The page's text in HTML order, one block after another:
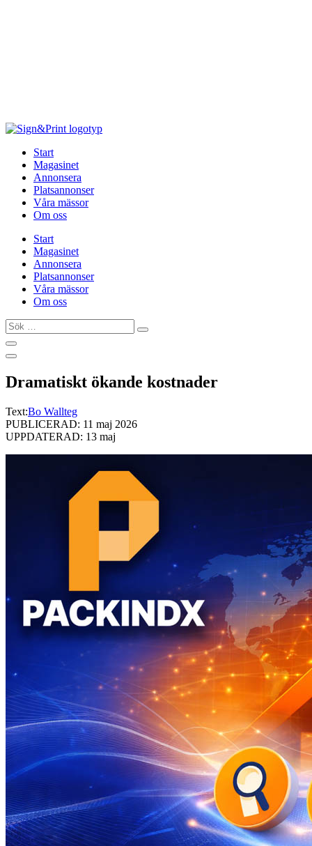
Start
Magasinet
Annonsera
Platsannonser
Våra mässor
Om oss
Start
Magasinet
Annonsera
Platsannonser
Våra mässor
Om oss
Sök
…
Dramatiskt ökande kostnader
Text:Bo Wallteg
PUBLICERAD: 11 maj 2026
UPPDATERAD: 13 maj